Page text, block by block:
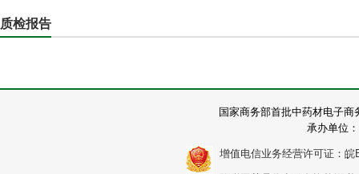
质检报告
国家商务部首批中药材电子
承办单位
增值电信业务经营许可证：皖